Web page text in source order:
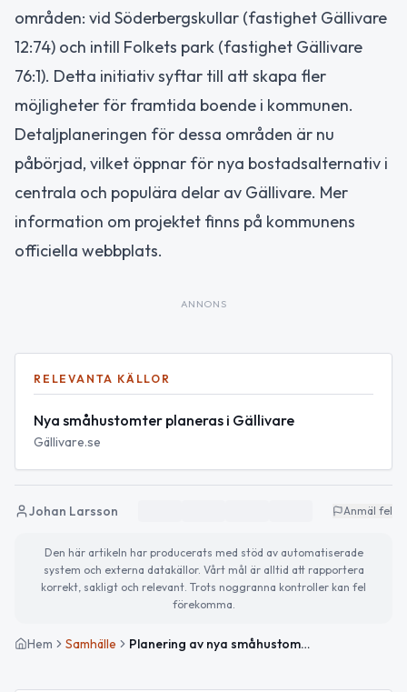
områden: vid Söderbergskullar (fastighet Gällivare
12:74) och intill Folkets park (fastighet Gällivare
76:1). Detta initiativ syftar till att skapa fler
möjligheter för framtida boende i kommunen.
Detaljplaneringen för dessa områden är nu
påbörjad, vilket öppnar för nya bostadsalternativ i
centrala och populära delar av Gällivare. Mer
information om projektet finns på kommunens
officiella webbplats.
ANNONS
RELEVANTA KÄLLOR
Nya småhustomter planeras i Gällivare
Gällivare.se
Johan Larsson Anmäl fel
Den här artikeln har producerats med stöd av automatiserade
system och externa datakällor. Vårt mål är alltid att rapportera
korrekt, sakligt och relevant. Trots noggranna kontroller kan fel
förekomma.
Hem Samhälle Planering av nya småhustomter i Gällivare påbörjad